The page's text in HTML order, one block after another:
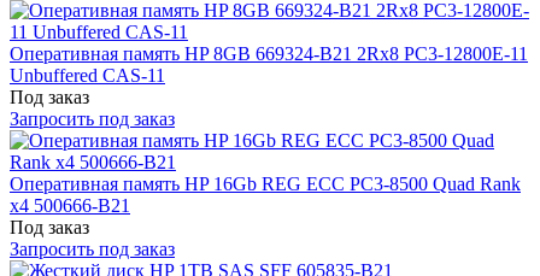
Оперативная память HP 8GB 669324-B21 2Rx8 PC3-12800E-11
Unbuffered CAS-11
Под заказ
Запросить под заказ
Оперативная память HP 16Gb REG ECC PC3-8500 Quad Rank
x4 500666-B21
Под заказ
Запросить под заказ